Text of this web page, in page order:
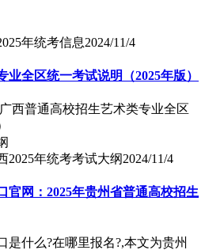
年统考信息2024/11/4
全区统一考试说明（2025年版）
西普通高校招生艺术类专业全区
2025年统考考试大纲2024/11/4
官网：2025年贵州省普通高校招生
是什么?在哪里报名?,本文为贵州